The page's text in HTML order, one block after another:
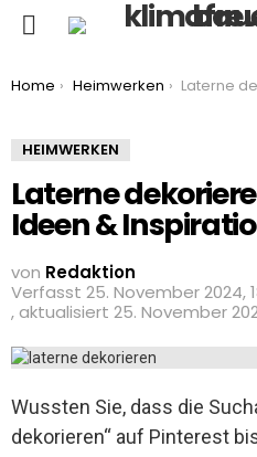
You are here:
Home Heimwerken Laterne dekorieren –
HEIMWERKEN
Laterne
Ideen &
von Redaktion
25. November 2024,
aktualisiert 25. November
Wussten Sie, dass die
dekorieren“ auf Pinterest